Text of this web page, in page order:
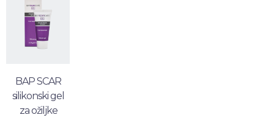
BAP SCAR
silikonski gel
za ožiljke